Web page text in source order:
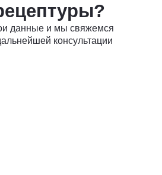
данные и мы свяжемся
консультации